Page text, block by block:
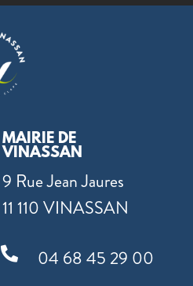
MAIRIE DE
VINASSAN
9 Rue Jean Jaures
11 110 VINASSAN
 04 68 45 29 00